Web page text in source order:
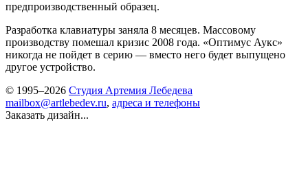
предпроизводственный образец.
Разработка клавиатуры заняла 8 месяцев. Массовому
производству помешал кризис 2008 года. «Оптимус Аукс»
никогда не пойдет в серию — вместо него будет выпущено
другое устройство.
© 1995–2026 Студия Артемия Лебедева
mailbox@artlebedev.ru, адреса и телефоны
Заказать дизайн...